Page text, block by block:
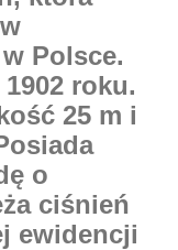
Polsce.
roku.
25 m i
o
ciśnień
ewidencji